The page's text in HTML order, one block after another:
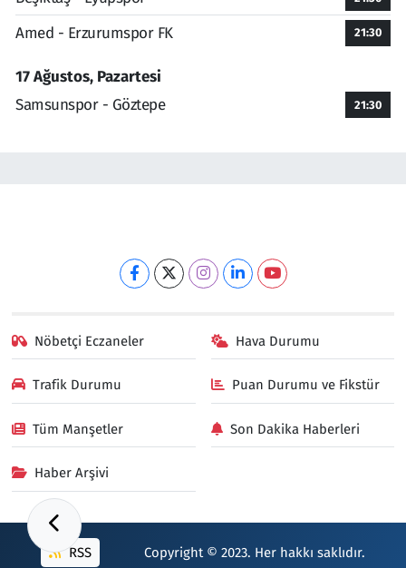
Amed - Erzurumspor FK 21:30
17 Ağustos, Pazartesi
Samsunspor - Göztepe
21:30
Nöbetçi Eczaneler Hava Durumu
Trafik Durumu Puan Durumu ve Fikstür
Tüm Manşetler Son Dakika Haberleri
Haber Arşivi
RSS Copyright © 2023. Her hakkı saklıdır.